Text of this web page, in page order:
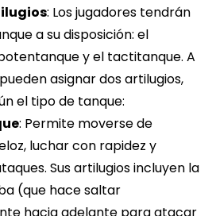
: Los jugadores tendrán
a su disposición: el
y el tactitanque. A
asignar dos artilugios,
el tipo de tanque:
: Permite moverse de
luchar con rapidez y
Sus artilugios incluyen la
(que hace saltar